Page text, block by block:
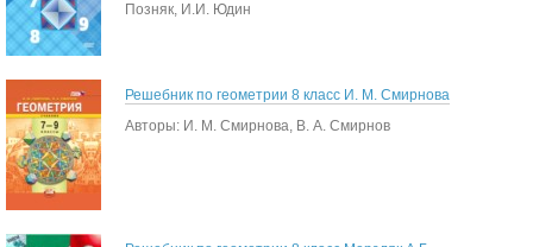
Позняк, И.И. Юдин
Решебник по геометрии 8 класс И. М. Смирнова
Авторы: И. М. Смирнова, В. А. Смирнов